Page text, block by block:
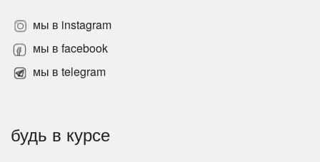
мы в instagram
мы в facebook
мы в telegram
будь в курсе